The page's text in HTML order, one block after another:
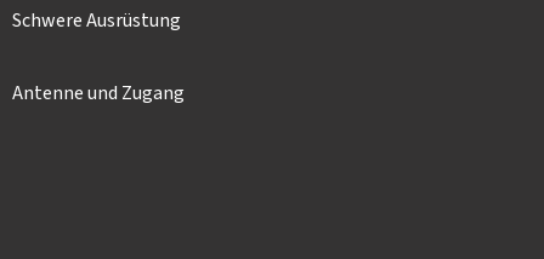
Schwere Ausrüstung
Antenne und Zugang